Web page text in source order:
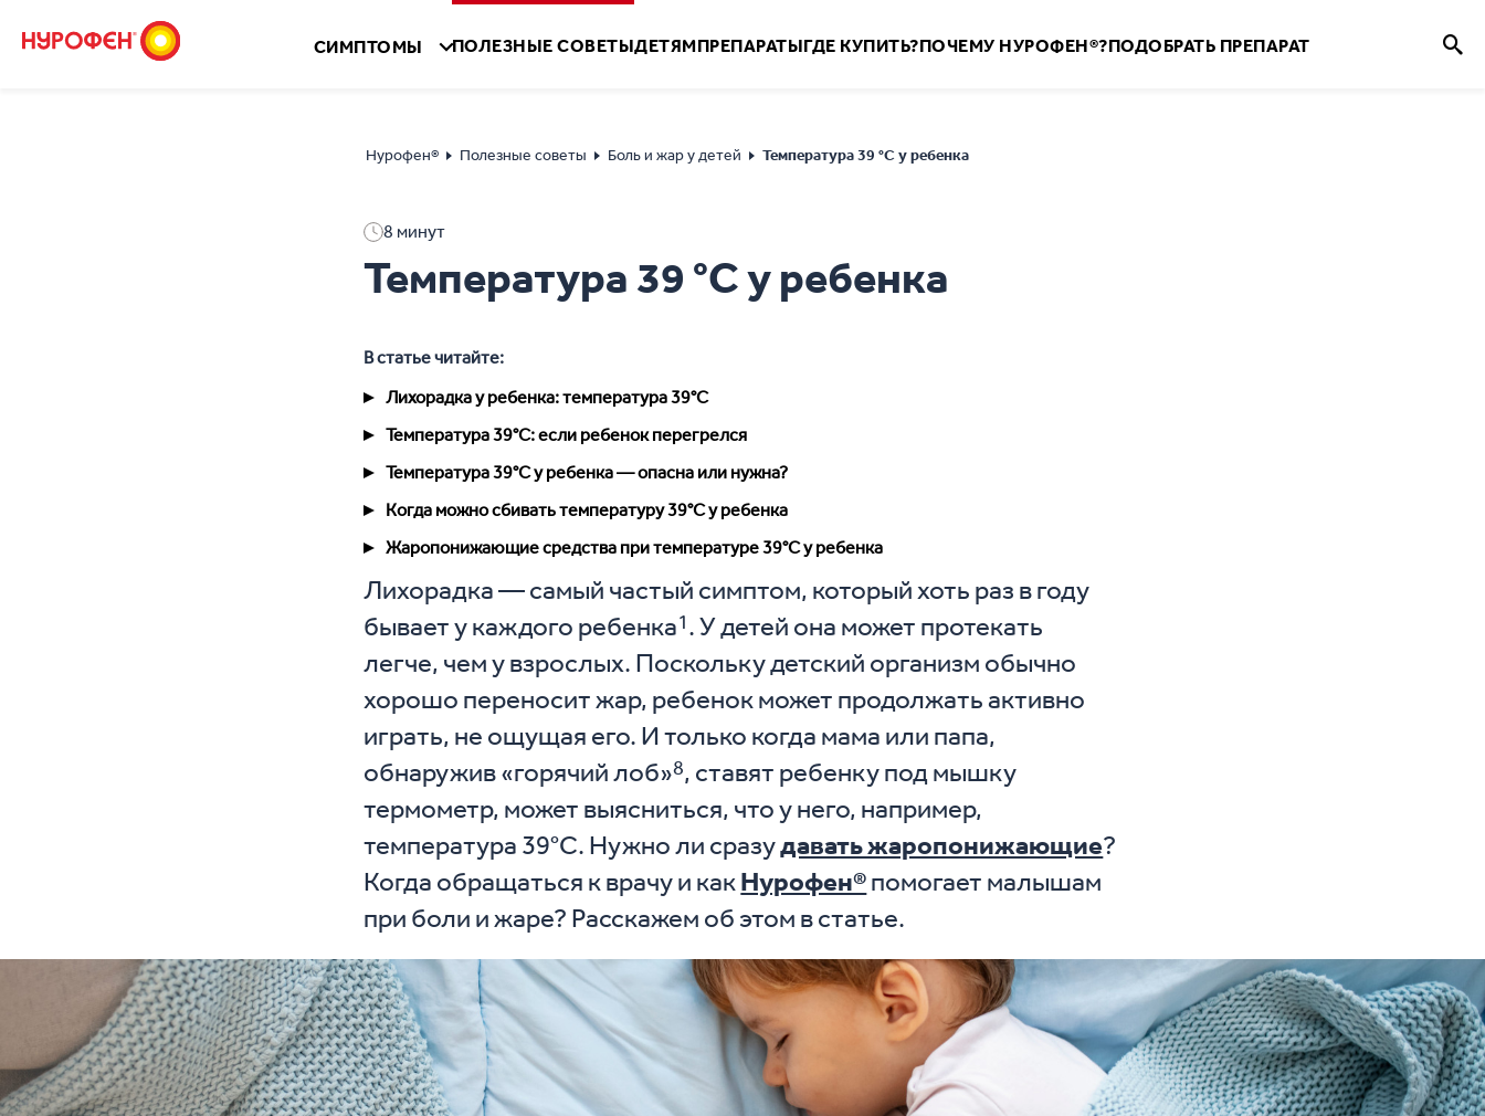
СИМПТОМЫ ПОЛЕЗНЫЕ CОВЕТЫДЕТЯМПРЕПАРАТЫГДЕ КУПИТЬ?ПОЧЕМУ НУРОФЕН®?ПОДОБРАТЬ ПРЕПАРАТ
Нурофен® Полезные советы Боль и жар у детей Температура 39 °С у ребенка
8 минут
Температура 39 °С у ребенка
В статье читайте:
Лихорадка у ребенка: температура 39°С
Температура 39°С: если ребенок перегрелся
Температура 39°С у ребенка — опасна или нужна?
Когда можно сбивать температуру 39°С у ребенка
Жаропонижающие средства при температуре 39°С у ребенка
Лихорадка — самый частый симптом, который хоть раз в году
бывает у каждого ребенка1. У детей она может протекать
легче, чем у взрослых. Поскольку детский организм обычно
хорошо переносит жар, ребенок может продолжать активно
играть, не ощущая его. И только когда мама или папа,
обнаружив «горячий лоб»8, ставят ребенку под мышку
термометр, может выясниться, что у него, например,
температура 39°С. Нужно ли сразудавать жаропонижающие?
Когда обращаться к врачу и какНурофен®помогает малышам
при боли и жаре? Расскажем об этом в статье.